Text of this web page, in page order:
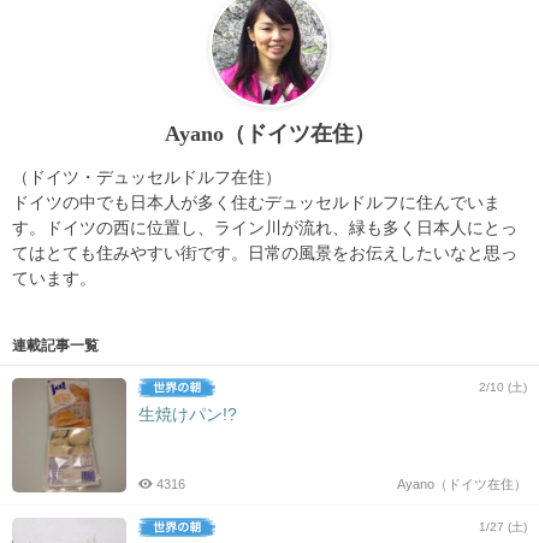
Ayano（ドイツ在住）
（ドイツ・デュッセルドルフ在住）
ドイツの中でも日本人が多く住むデュッセルドルフに住んでいま
す。ドイツの西に位置し、ライン川が流れ、緑も多く日本人にとっ
てはとても住みやすい街です。日常の風景をお伝えしたいなと思っ
ています。
連載記事一覧
2/10 (土)
生焼けパン!?
Ayano（ドイツ在住）
4316
1/27 (土)